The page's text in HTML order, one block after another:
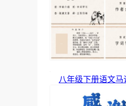
八年级下册语文